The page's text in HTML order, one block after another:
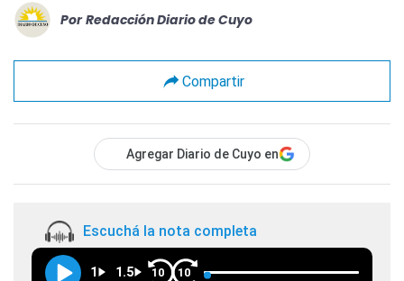
Por Redacción Diario de Cuyo
Compartir
Agregar Diario de Cuyo en
Escuchá la nota completa
1 1.5 10 10